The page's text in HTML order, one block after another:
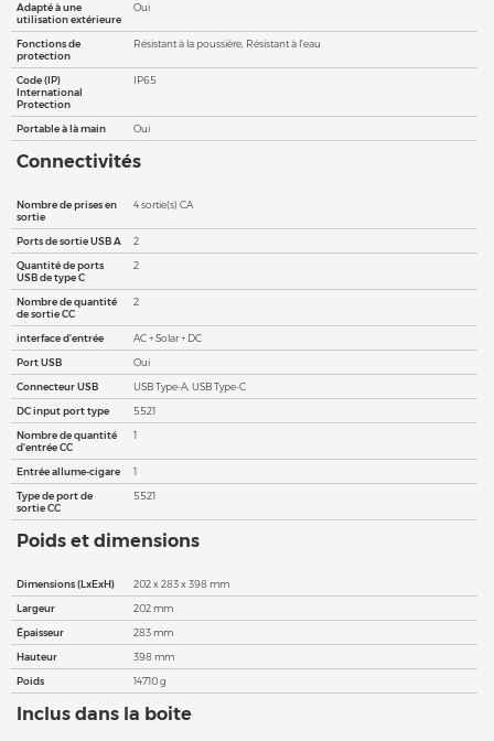
Adapté à une
utilisation extérieure
Oui
Fonctions de
protection
Résistant à la poussière, Résistant à l’eau
Code (IP)
International
Protection
IP65
Portable à là main Oui
Connectivités
Nombre de prises en
sortie
4 sortie(s) CA
Ports de sortie USB A
2
Quantité de ports
USB de type C
2
Nombre de quantité
de sortie CC
2
interface d'entrée
AC + Solar + DC
Port USB
Oui
Connecteur USB
USB Type-A, USB Type-C
DC input port type
5521
Nombre de quantité
d'entrée CC
1
Entrée allume-cigare
1
Type de port de
sortie CC
5521
Poids et dimensions
Dimensions (LxExH)
202 x 283 x 398 mm
Largeur
202 mm
Épaisseur
283 mm
Hauteur
398 mm
Poids
14710 g
Inclus dans la boite